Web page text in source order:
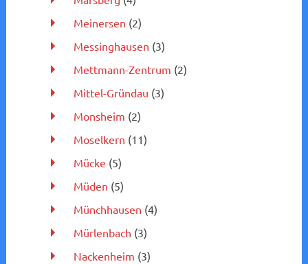
Meinersen (2)
Messinghausen (3)
Mettmann-Zentrum (2)
Mittel-Gründau (3)
Monsheim (2)
Moselkern (11)
Mücke (5)
Müden (5)
Münchhausen (4)
Mürlenbach (3)
Nackenheim (3)